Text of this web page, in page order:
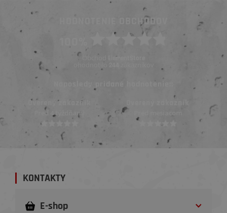
HODNOTENIE OBCHODOV
Obchod ElementStore
ohodnotilo
Naposledy pridané hodnotenie::
Overený zákazník
Pred mesiacom
KONTAKTY
E-shop